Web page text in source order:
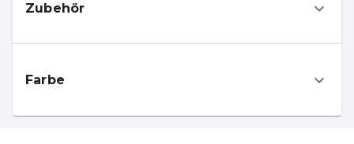
Zubehör
Farbe